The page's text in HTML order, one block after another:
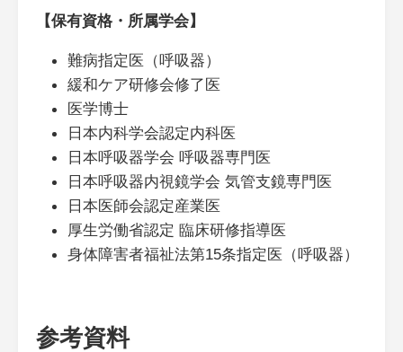
【保有資格・所属学会】
難病指定医（呼吸器）
緩和ケア研修会修了医
医学博士
日本内科学会認定内科医
日本呼吸器学会 呼吸器専門医
日本呼吸器内視鏡学会 気管支鏡専門医
日本医師会認定産業医
厚生労働省認定 臨床研修指導医
身体障害者福祉法第15条指定医（呼吸器）
参考資料